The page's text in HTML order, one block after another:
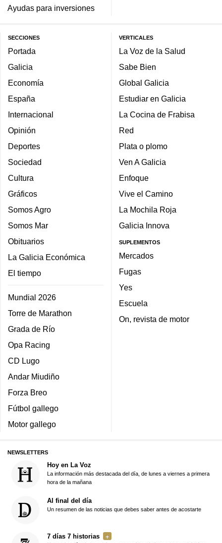
Ayudas para inversiones
SECCIONES
Portada
Galicia
Economía
España
Internacional
Opinión
Deportes
Sociedad
Cultura
Gráficos
Somos Agro
Somos Mar
Obituarios
La Galicia Económica
El tiempo
Mundial 2026
Torre de Marathon
Grada de Río
Opa Racing
CD Lugo
Andar Miudiño
Forza Breo
Fútbol gallego
Motor gallego
VERTICALES
La Voz de la Salud
Sabe Bien
Global Galicia
Estudiar en Galicia
La Cocina de Frabisa
Red
Plata o plomo
Ven A Galicia
Enfoque
Vive el Camino
La Mochila Roja
Galicia Innova
SUPLEMENTOS
Mercados
Fugas
Yes
Escuela
On, revista de motor
NEWSLETTERS
Hoy en La Voz
La información más destacada del día, de lunes a viernes a primera
hora de la mañana
Al final del día
Un resumen de las noticias que debes saber antes de acostarte
7 días 7 historias